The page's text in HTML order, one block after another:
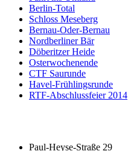
Berlin-Total
Schloss Meseberg
Bernau-Oder-Bernau
Nordberliner Bär
Döberitzer Heide
Osterwochenende
CTF Saurunde
Havel-Frühlingsrunde
RTF-Abschlussfeier 2014
Paul-Heyse-Straße 29